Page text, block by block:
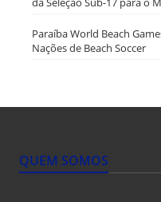
Paraíba World Beach
Nações de Beach Soccer
QUEM SOMOS